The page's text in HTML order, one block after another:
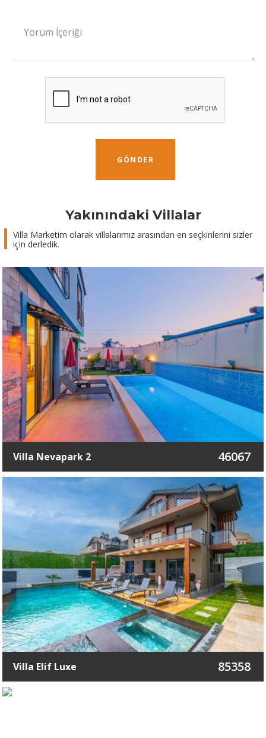
Yorum İçeriği
GÖNDER
Yakınındaki Villalar
Villa Marketim olarak villalarımız arasından en seçkinlerini sizler
için derledik.
Villa Nevapark 2 46067
Villa Elif Luxe 85358